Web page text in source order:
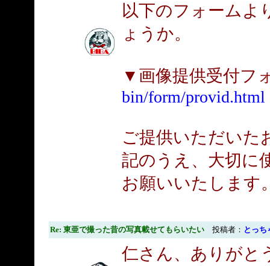
以下のフォームよ
ょうか。
▼画像提供受付フ
bin/form/provid.html
ご提供いただいた
記のうえ、大切に
お願いいたします
Re: 東亜で撮った昔の写真載せてもらいたい 投稿者： とっち
仁さん、ありがと